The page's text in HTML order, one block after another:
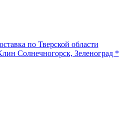
по Тверской области
Солнечногорск, Зеленоград *